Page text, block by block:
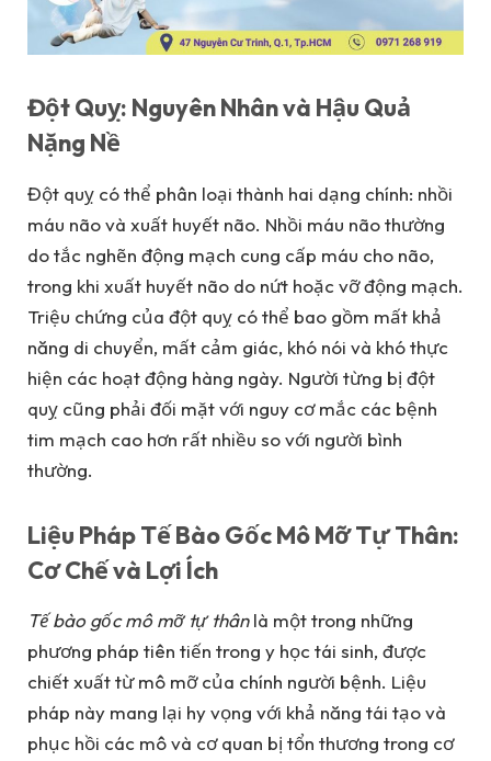
Đột Quỵ: Nguyên Nhân và Hậu Quả
Nặng Nề
Đột quỵ có thể phân loại thành hai dạng chính: nhồi
máu não và xuất huyết não. Nhồi máu não thường
do tắc nghẽn động mạch cung cấp máu cho não,
trong khi xuất huyết não do nứt hoặc vỡ động mạch.
Triệu chứng của đột quỵ có thể bao gồm mất khả
năng di chuyển, mất cảm giác, khó nói và khó thực
hiện các hoạt động hàng ngày. Người từng bị đột
quỵ cũng phải đối mặt với nguy cơ mắc các bệnh
tim mạch cao hơn rất nhiều so với người bình
thường.
Liệu Pháp Tế Bào Gốc Mô Mỡ Tự Thân:
Cơ Chế và Lợi Ích
Tế bào gốc mô mỡ tự thânlà một trong những
phương pháp tiên tiến trong y học tái sinh, được
chiết xuất từ mô mỡ của chính người bệnh. Liệu
pháp này mang lại hy vọng với khả năng tái tạo và
phục hồi các mô và cơ quan bị tổn thương trong cơ